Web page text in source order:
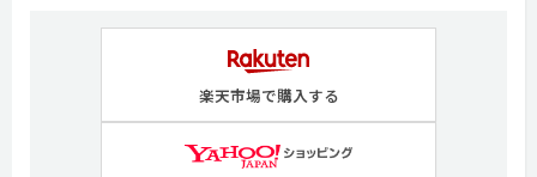
楽天市場で購入する